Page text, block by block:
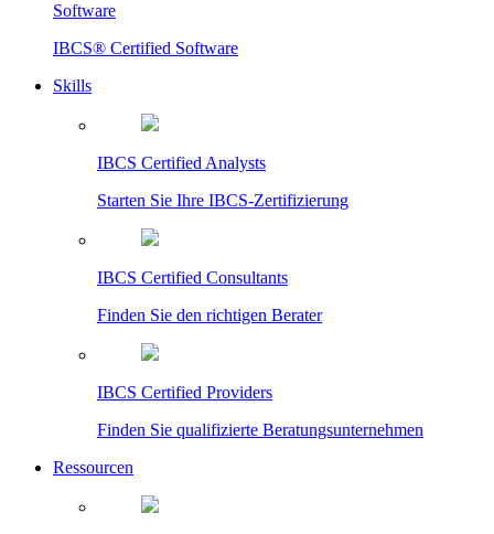
Software
IBCS® Certified Software
Skills
IBCS Certified Analysts
Starten Sie Ihre IBCS-Zertifizierung
IBCS Certified Consultants
Finden Sie den richtigen Berater
IBCS Certified Providers
Finden Sie qualifizierte Beratungsunternehmen
Ressourcen